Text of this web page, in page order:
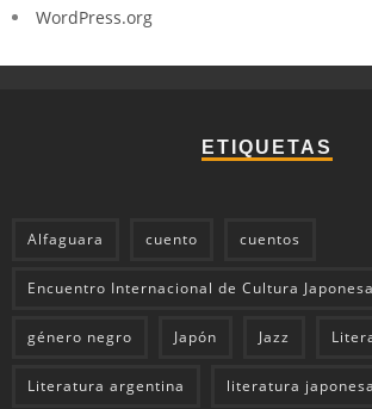
WordPress.org
ETIQUETAS
Alfaguara cuento cuentos
Encuentro Internacional de Cultura Japonesa
género negro Japón Jazz
Literatura argentina literatura japonesa